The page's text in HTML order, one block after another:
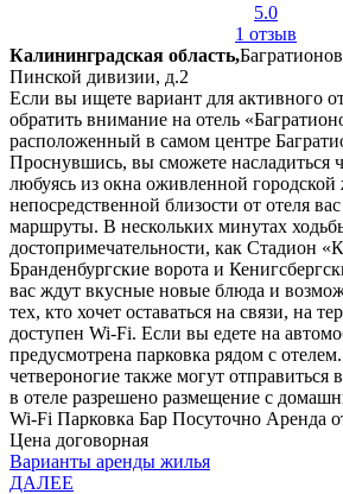
5.0
1 отзыв
Калининградская область,
Пинской дивизии, д.2
Если вы ищете вариант для активного
обратить внимание на отель
расположенный в самом центре
Проснувшись, вы сможете насладиться
любуясь из окна оживленной
непосредственной близости от отеля
маршруты. В нескольких минутах
достопримечательности, как Стадион
Бранденбургские ворота и
вас ждут вкусные новые блюда и
тех, кто хочет оставаться на связи, на
доступен Wi-Fi. Если вы едете на
предусмотрена парковка рядом с
четвероногие также могут отправиться
в отеле разрешено размещение с
Wi-Fi Парковка Бар Посуточно Аренда
Цена договорная
Варианты аренды жилья
ДАЛЕЕ